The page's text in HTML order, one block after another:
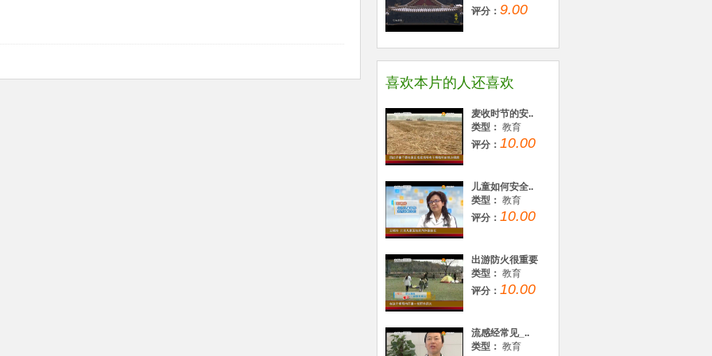
评分： 9.00
喜欢本片的人还喜欢
麦收时节的安..
类型： 教育
评分： 10.00
儿童如何安全..
类型： 教育
评分： 10.00
出游防火很重要
类型： 教育
评分： 10.00
流感经常见_..
类型： 教育